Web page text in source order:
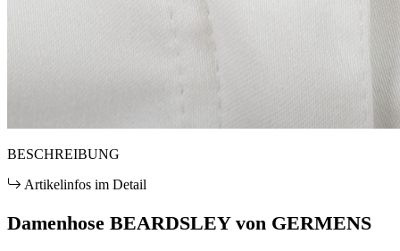
BESCHREIBUNG
Artikelinfos im Detail
Damenhose BEARDSLEY von GERMENS